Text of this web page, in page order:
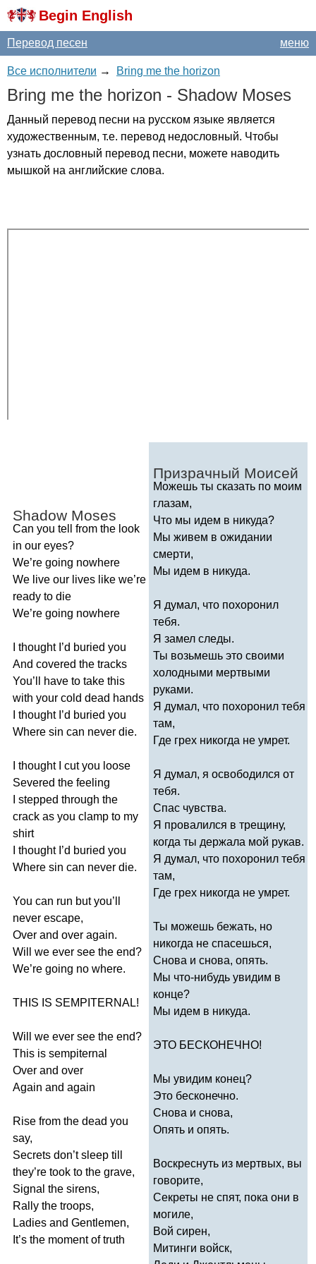
Begin English
меню
Перевод песен
Все исполнители → Bring me the horizon
Bring me the horizon - Shadow Moses
Данный перевод песни на русском языке является
художественным, т.е. перевод недословный. Чтобы
узнать дословный перевод песни, можете наводить
мышкой на английские слова.
Shadow Moses
Can you tell from the look
in our eyes?
We’re going nowhere
We live our lives like we’re
ready to die
We’re going nowhere
thought ’d buried you
And covered the tracks
You’ have to take this
with your cold dead hands
thought ’d buried you
Where sin can never die.
thought cut you loose
Severed the feeling
stepped through the
crack as you clamp to my
shirt
thought ’d buried you
Where sin can never die.
You can run but you’
never escape,
Over and over again.
Will
we ever see the end?
We’re going no where.
THIS IS SEMPITERNAL!
Will we ever see the end?
This is sempiternal
Over and over
Again and again
Rise from the dead you
say,
Secrets don’t sleep till
they’re took to the grave,
Signal the sirens,
Rally the troops,
Ladies and Gentlemen,
It’s the moment of truth
Призрачный Моисей
Можешь ты сказать по моим
глазам,
Что мы идем в никуда?
Мы живем в ожидании
смерти,
Мы идем в никуда.
Я думал, что похоронил
тебя.
Я замел следы.
Ты возьмешь это своими
холодными мертвыми
руками.
Я думал, что похоронил тебя
там,
Где грех никогда не умрет.
Я думал, я освободился от
тебя.
Спас чувства.
Я провалился в трещину,
когда ты держала мой рукав.
Я думал, что похоронил тебя
там,
Где грех никогда не умрет.
Ты можешь бежать, но
никогда не спасешься,
Снова и снова, опять.
Мы что-нибудь увидим в
конце?
Мы идем в никуда.
ЭТО БЕСКОНЕЧНО!
Мы увидим конец?
Это бесконечно.
Снова и снова,
Опять и опять.
Воскреснуть из мертвых, вы
говорите,
Секреты не спят, пока они в
могиле,
Вой сирен,
Митинги войск,